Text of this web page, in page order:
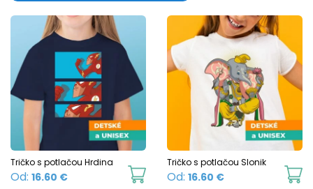
Tričko s potlačou Hrdina
Od: 16.60 €
This
Tričko s potlačou Slonik
Od: 16.60 €